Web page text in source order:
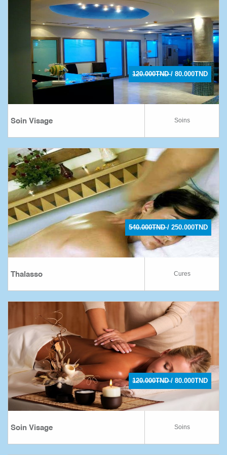
120.000TND/ 80.000TND
Soin Visage Soins
540.000TND/ 250.000TND
Thalasso Cures
120.000TND/ 80.000TND
Soin Visage Soins